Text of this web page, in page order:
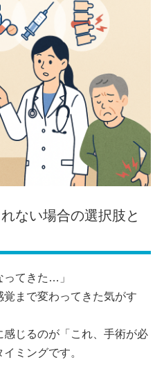
ない場合の選択肢と
ってきた…」
覚まで変わってきた気がす
じるのが「これ、手術が必
ミングです。